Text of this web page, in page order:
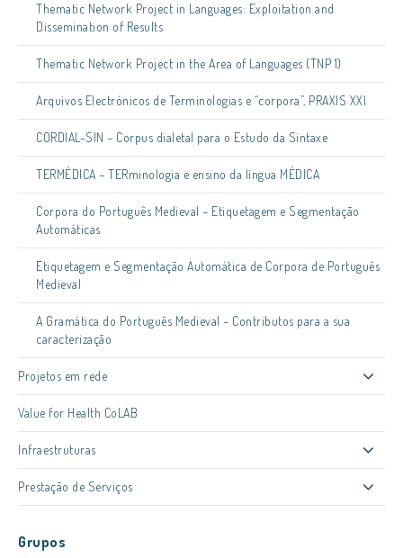
Thematic Network Project in Languages: Exploitation and
Dissemination of Results
Thematic Network Project in the Area of Languages (TNP 1)
Arquivos Electrónicos de Terminologias e “corpora”, PRAXIS XXI
CORDIAL-SIN – Corpus dialetal para o Estudo da Sintaxe
TERMÉDICA – TERminologia e ensino da língua MÉDICA
Corpora do Português Medieval – Etiquetagem e Segmentação
Automáticas
Etiquetagem e Segmentação Automática de Corpora de Português
Medieval
A Gramática do Português Medieval – Contributos para a sua
caracterização
Projetos em rede
Value for Health CoLAB
Infraestruturas
Prestação de Serviços
Grupos